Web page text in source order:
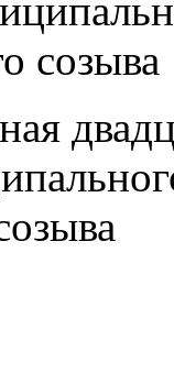
созыва